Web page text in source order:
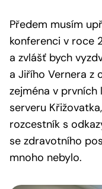
Předem musím
konferenci v roce
a zvlášť bych
a Jiřího Vernera z
zejména v
serveru
rozcestník s
se zdravotního
mnoho nebylo.